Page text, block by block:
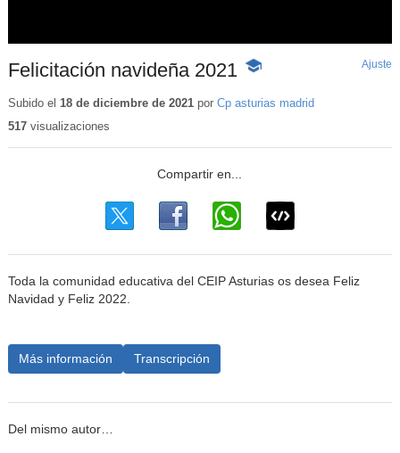
Felicitación navideña 2021
-
educativo
Ajuste
Subido el 18 de diciembre de 2021por Cp asturias madrid
517visualizaciones
Toda la comunidad educativa del CEIP Asturias os desea Feliz
Navidad y Feliz 2022.
Más información Transcripción
Del mismo autor…